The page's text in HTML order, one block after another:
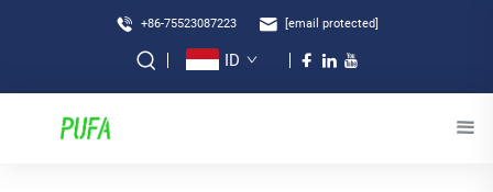
+86-75523087223 [email protected]
ID